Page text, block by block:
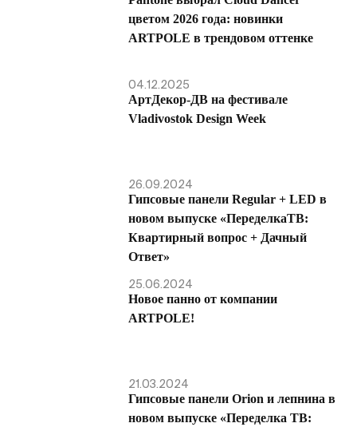
цветом 2026 года: новинки
ARTPOLE в трендовом оттенке
04.12.2025
АртДекор-ДВ на фестивале
Vladivostok Design Week
26.09.2024
Гипсовые панели Regular + LED в
новом выпуске «ПеределкаТВ:
Квартирный вопрос + Дачный
Ответ»
25.06.2024
Новое панно от компании
ARTPOLE!
21.03.2024
Гипсовые панели Orion и лепнина в
новом выпуске «Переделка ТВ: